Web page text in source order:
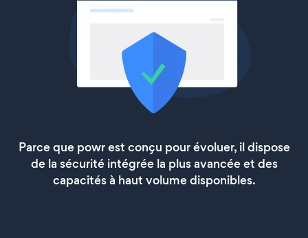
Parce que powr est conçu pour évoluer, il dispose
de la sécurité intégrée la plus avancée et des
capacités à haut volume disponibles.